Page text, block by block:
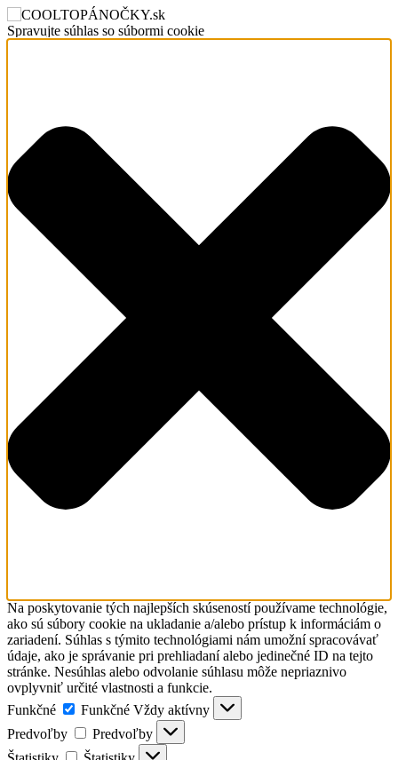
Spravujte súhlas so súbormi cookie
Na poskytovanie tých najlepších skúseností používame technológie,
ako sú súbory cookie na ukladanie a/alebo prístup k informáciám o
zariadení. Súhlas s týmito technológiami nám umožní spracovávať
údaje, ako je správanie pri prehliadaní alebo jedinečné ID na tejto
stránke. Nesúhlas alebo odvolanie súhlasu môže nepriaznivo
ovplyvniť určité vlastnosti a funkcie.
Funkčné
Funkčné Vždy aktívny
Predvoľby
Predvoľby